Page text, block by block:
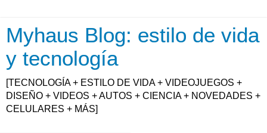
Myhaus Blog: estilo de vida
y tecnología
[TECNOLOGÍA + ESTILO DE VIDA + VIDEOJUEGOS +
DISEÑO + VIDEOS + AUTOS + CIENCIA + NOVEDADES +
CELULARES + MÁS]